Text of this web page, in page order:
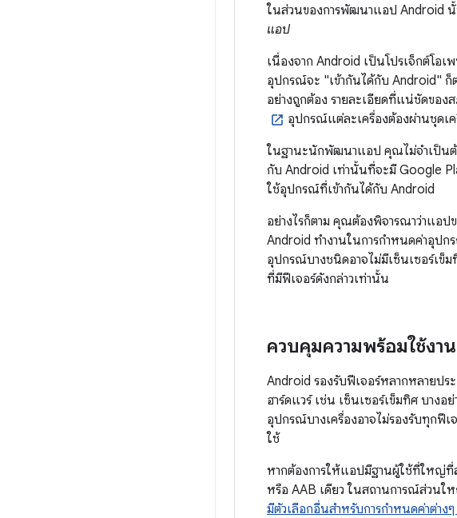
ในส่วนของการพัฒนาแอป Android นั้
แอป
เนื่องจาก Android เป็นโปรเจ็กต์โอ
อุปกรณ์จะ "เข้ากันได้กับ Android" ก็
อย่างถูกต้อง รายละเอียดที่แน่ชัดของ
อุปกรณ์แต่ละเครื่องต้องผ่านชุดเค
ในฐานะนักพัฒนาแอป คุณไม่จำเป็นต้
กับ Android เท่านั้นที่จะมี Google
ใช้อุปกรณ์ที่เข้ากันได้กับ Android
อย่างไรก็ตาม คุณต้องพิจารณาว่าแอป
Android ทำงานในการกำหนดค่าอุปก
อุปกรณ์บางชนิดอาจไม่มีเซ็นเซอร์เ
ที่มีฟีเจอร์ดังกล่าวเท่านั้น
ควบคุมความพร้อมใช้ง
Android รองรับฟีเจอร์หลากหลายป
ฮาร์ดแวร์ เช่น เซ็นเซอร์เข็มทิศ บาง
อุปกรณ์บางเครื่องอาจไม่รองรับทุกฟี
ใช้
หากต้องการให้แอปมีฐานผู้ใช้ที่ใหญ่ที่
หรือ AAB เดียว ในสถานการณ์ส่วนใ
มีตัวเลือกอื่นสำหรับการกำหนดค่าต่าง